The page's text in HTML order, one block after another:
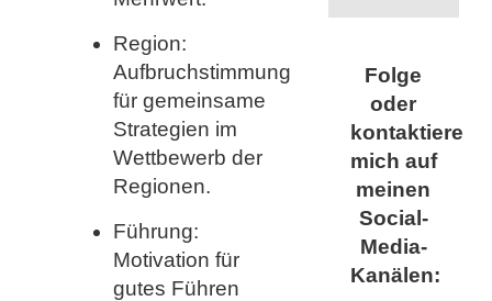
Region:
Aufbruchstimmung
für gemeinsame
Strategien im
Wettbewerb der
Regionen.
Führung:
Motivation für
gutes Führen
Folge
oder
kontaktiere
mich auf
meinen
Social-
Media-
Kanälen: